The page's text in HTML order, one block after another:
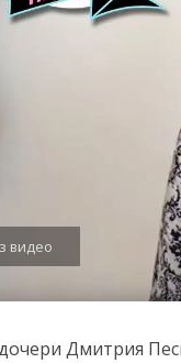
видео
Дмитрия